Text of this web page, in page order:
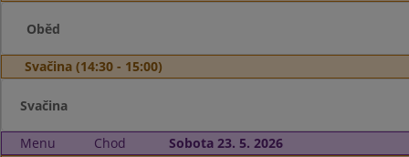
Oběd
Svačina (14:30 - 15:00)
Svačina
Menu Chod
Sobota 23. 5. 2026